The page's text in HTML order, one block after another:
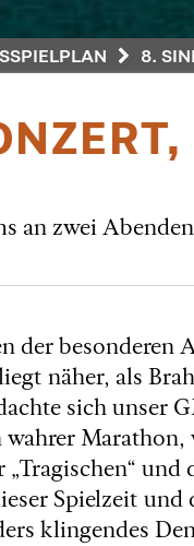
8.
an zwei Abenden
der besonderen
näher, als
sich unser
Spielzeit
klingendes